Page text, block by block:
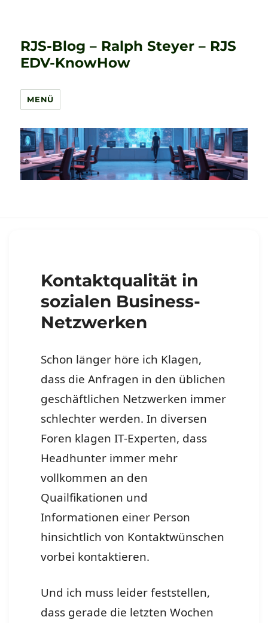
RJS-Blog – Ralph Steyer – RJS
EDV-KnowHow
MENÜ
Kontaktqualität in
sozialen Business-
Netzwerken
Schon länger höre ich Klagen,
dass die Anfragen in den üblichen
geschäftlichen Netzwerken immer
schlechter werden. In diversen
Foren klagen IT-Experten, dass
Headhunter immer mehr
vollkommen an den
Quailfikationen und
Informationen einer Person
hinsichtlich von Kontaktwünschen
vorbei kontaktieren.
Und ich muss leider feststellen,
dass gerade die letzten Wochen